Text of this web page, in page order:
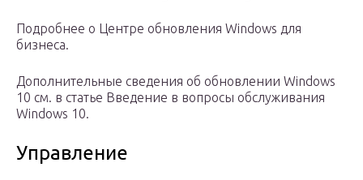
Подробнее о Центре обновления Windows для
бизнеса.
Дополнительные сведения об обновлении Windows
10 см. в статье Введение в вопросы обслуживания
Windows 10.
Управление